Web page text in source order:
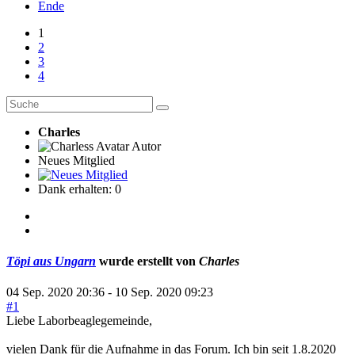
Ende
1
2
3
4
Charles
Autor
Neues Mitglied
Dank erhalten: 0
Töpi aus Ungarn wurde erstellt von Charles
04 Sep. 2020 20:36 - 10 Sep. 2020 09:23
#1
Liebe Laborbeaglegemeinde,
vielen Dank für die Aufnahme in das Forum. Ich bin seit 1.8.2020